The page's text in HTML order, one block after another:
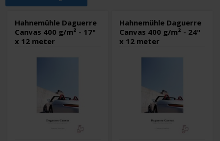
Hahnemühle Daguerre
Canvas 400 g/m² - 17"
x 12 meter
Hahnemühle Daguerre
Canvas 400 g/m² - 24"
x 12 meter